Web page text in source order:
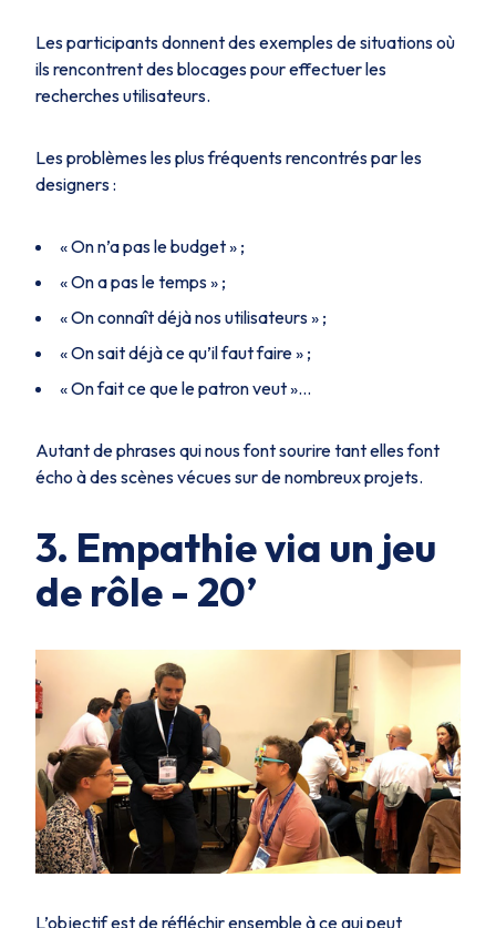
Les participants donnent des exemples de situations où
ils rencontrent des blocages pour effectuer les
recherches utilisateurs.
Les problèmes les plus fréquents rencontrés par les
designers :
« On n’a pas le budget » ;
« On a pas le temps » ;
« On connaît déjà nos utilisateurs » ;
« On sait déjà ce qu’il faut faire » ;
« On fait ce que le patron veut »…
Autant de phrases qui nous font sourire tant elles font
écho à des scènes vécues sur de nombreux projets.
3. Empathie via un jeu
de rôle - 20’
L’objectif est de réfléchir ensemble à ce qui peut